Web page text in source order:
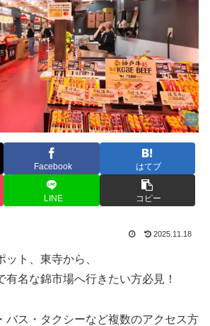
Facebook はてブ
LINE コピー
2025.11.18
ト、東寺から、
有名な錦市場へ行きたい方必見！
バス・タクシーなど複数のアクセス方